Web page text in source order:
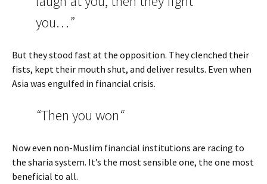
you…”
But they stood fast at the opposition. They clenched their
fists, kept their mouth shut, and deliver results. Even when
Asia was engulfed in financial crisis.
“Then you won“
Now even non-Muslim financial institutions are racing to
the sharia system. It’s the most sensible one, the one most
beneficial to all.